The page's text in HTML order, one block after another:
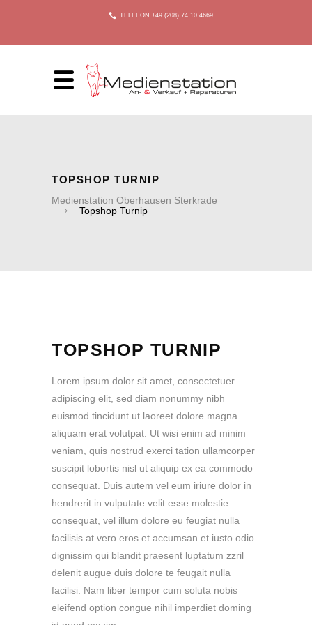
TELEFON +49 (208) 74 10 4669
TOPSHOP TURNIP
Medienstation Oberhausen Sterkrade
Topshop Turnip
TOPSHOP TURNIP
Lorem ipsum dolor sit amet, consectetuer
adipiscing elit, sed diam nonummy nibh
euismod tincidunt ut laoreet dolore magna
aliquam erat volutpat. Ut wisi enim ad minim
veniam, quis nostrud exerci tation ullamcorper
suscipit lobortis nisl ut aliquip ex ea commodo
consequat. Duis autem vel eum iriure dolor in
hendrerit in vulputate velit esse molestie
consequat, vel illum dolore eu feugiat nulla
facilisis at vero eros et accumsan et iusto odio
dignissim qui blandit praesent luptatum zzril
delenit augue duis dolore te feugait nulla
facilisi. Nam liber tempor cum soluta nobis
eleifend option congue nihil imperdiet doming